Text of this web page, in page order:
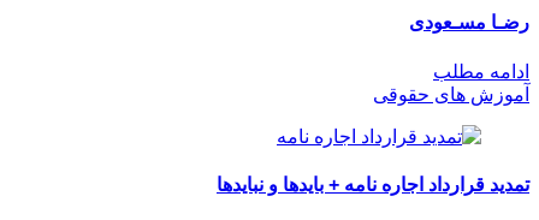
رضـا مسـعودی
ادامه مطلب
آموزش های حقوقی
تمدید قرارداد اجاره نامه + بایدها و نبایدها